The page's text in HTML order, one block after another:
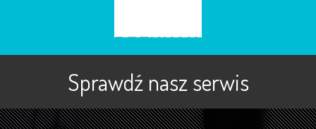
Sprawdź nasz serwis